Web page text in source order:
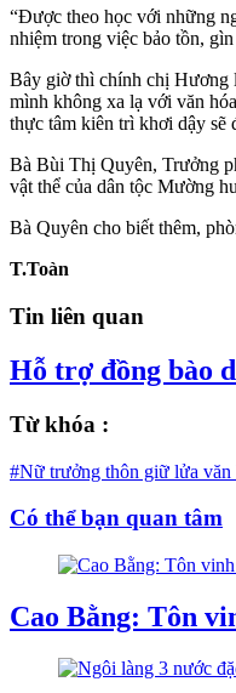
“Được theo học với những
nhiệm trong việc bảo tồn,
Bây giờ thì chính chị Hương
mình không xa lạ với văn
thực tâm kiên trì khơi dậy sẽ
Bà Bùi Thị Quyên, Trưởng
vật thể của dân tộc Mường
Bà Quyên cho biết thêm,
T.Toàn
Tin liên quan
Hỗ trợ đồng bào
Từ khóa :
#Nữ trưởng thôn giữ lửa văn
Có thể bạn quan tâm
Cao Bằng: Tôn